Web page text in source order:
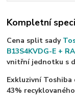
Kompletní
Cena split sady
B13S4KVDG-E +
vnitřní jednotku s
Exkluzivní Toshiba
43%